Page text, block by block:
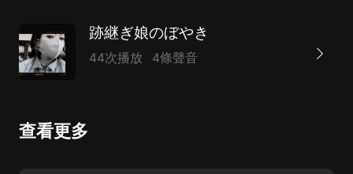
跡継ぎ娘のぼやき
44次播放 4條聲音
查看更多